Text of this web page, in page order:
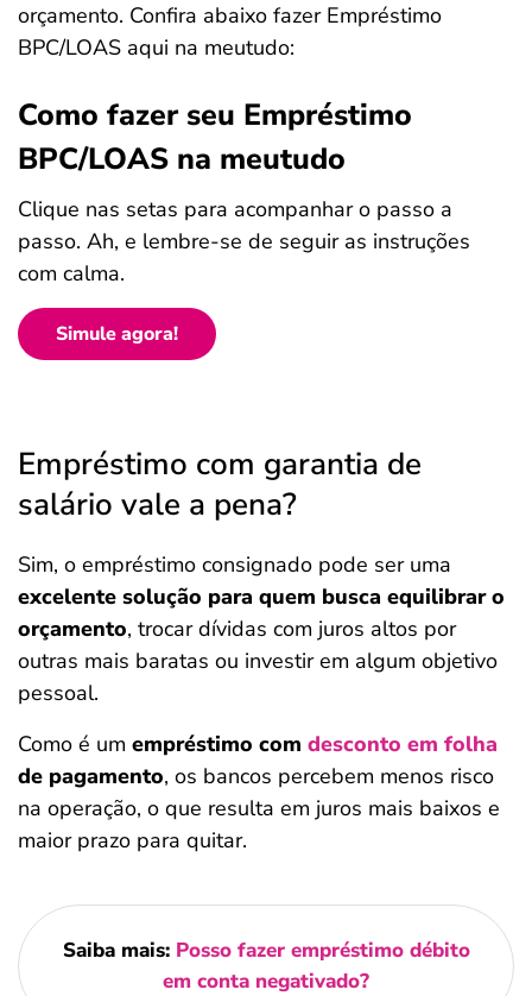
orçamento. Confira abaixo fazer Empréstimo
BPC/LOAS aqui na meutudo:
Como fazer seu Empréstimo
BPC/LOAS na meutudo
Clique nas setas para acompanhar o passo a
passo. Ah, e lembre-se de seguir as instruções
com calma.
Simule agora!
Empréstimo com garantia de
salário vale a pena?
Sim, o empréstimo consignado pode ser uma
excelente solução para quem busca equilibrar o
orçamento, trocar dívidas com juros altos por
outras mais baratas ou investir em algum objetivo
pessoal.
Como é um empréstimo com desconto em folha
de pagamento, os bancos percebem menos risco
na operação, o que resulta em juros mais baixos e
maior prazo para quitar.
Saiba mais: Posso fazer empréstimo débito
em conta negativado?